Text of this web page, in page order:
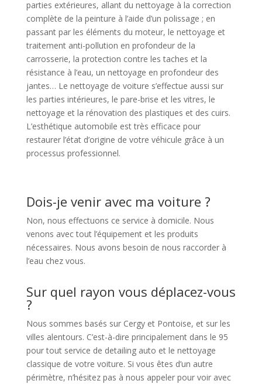
parties extérieures, allant du nettoyage à la correction
complète de la peinture à l’aide d’un polissage ; en
passant par les éléments du moteur, le nettoyage et
traitement anti-pollution en profondeur de la
carrosserie, la protection contre les taches et la
résistance à l’eau, un nettoyage en profondeur des
jantes… Le nettoyage de voiture s’effectue aussi sur
les parties intérieures, le pare-brise et les vitres, le
nettoyage et la rénovation des plastiques et des cuirs.
L’esthétique automobile est très efficace pour
restaurer l’état d’origine de votre véhicule grâce à un
processus professionnel.
Dois-je venir avec ma voiture ?
Non, nous effectuons ce service à domicile. Nous
venons avec tout l’équipement et les produits
nécessaires. Nous avons besoin de nous raccorder à
l’eau chez vous.
Sur quel rayon vous déplacez-vous
?
Nous sommes basés sur Cergy et Pontoise, et sur les
villes alentours. C’est-à-dire principalement dans le 95
pour tout service de detailing auto et le nettoyage
classique de votre voiture. Si vous êtes d’un autre
périmètre, n’hésitez pas à nous appeler pour voir avec